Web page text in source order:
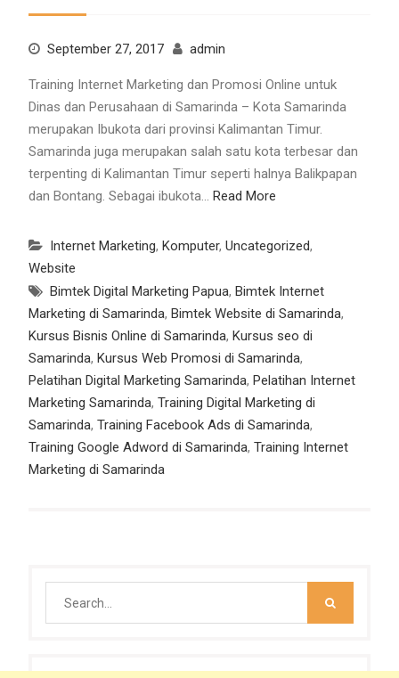
September 27, 2017 admin
Training Internet Marketing dan Promosi Online untuk
Dinas dan Perusahaan di Samarinda – Kota Samarinda
merupakan Ibukota dari provinsi Kalimantan Timur.
Samarinda juga merupakan salah satu kota terbesar dan
terpenting di Kalimantan Timur seperti halnya Balikpapan
dan Bontang. Sebagai ibukota… Read More
Internet Marketing, Komputer, Uncategorized,
Website
Bimtek Digital Marketing Papua, Bimtek Internet
Marketing di Samarinda, Bimtek Website di Samarinda,
Kursus Bisnis Online di Samarinda, Kursus seo di
Samarinda, Kursus Web Promosi di Samarinda,
Pelatihan Digital Marketing Samarinda, Pelatihan Internet
Marketing Samarinda, Training Digital Marketing di
Samarinda, Training Facebook Ads di Samarinda,
Training Google Adword di Samarinda, Training Internet
Marketing di Samarinda